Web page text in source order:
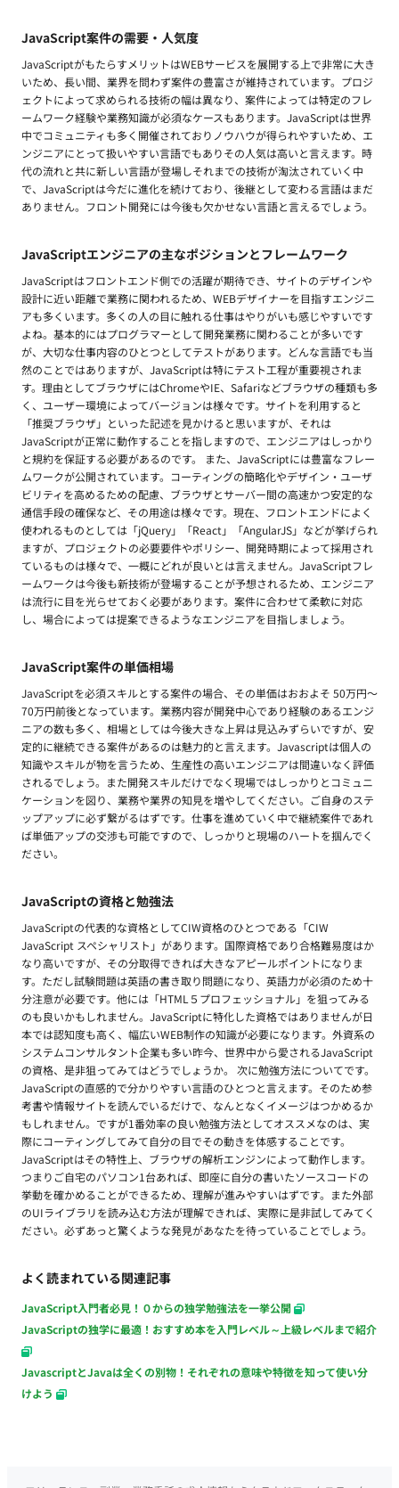
JavaScript案件の需要・人気度
JavaScriptがもたらすメリットはWEBサービスを展開する上で非常に大き
いため、長い間、業界を問わず案件の豊富さが維持されています。プロジ
ェクトによって求められる技術の幅は異なり、案件によっては特定のフレ
ームワーク経験や業務知識が必須なケースもあります。JavaScriptは世界
中でコミュニティも多く開催されておりノウハウが得られやすいため、エ
ンジニアにとって扱いやすい言語でもありその人気は高いと言えます。時
代の流れと共に新しい言語が登場しそれまでの技術が淘汰されていく中
で、JavaScriptは今だに進化を続けており、後継として変わる言語はまだ
ありません。フロント開発には今後も欠かせない言語と言えるでしょう。
JavaScriptエンジニアの主なポジションとフレームワーク
JavaScriptはフロントエンド側での活躍が期待でき、サイトのデザインや
設計に近い距離で業務に関われるため、WEBデザイナーを目指すエンジニ
アも多くいます。多くの人の目に触れる仕事はやりがいも感じやすいです
よね。基本的にはプログラマーとして開発業務に関わることが多いです
が、大切な仕事内容のひとつとしてテストがあります。どんな言語でも当
然のことではありますが、JavaScriptは特にテスト工程が重要視されま
す。理由としてブラウザにはChromeやIE、Safariなどブラウザの種類も多
く、ユーザー環境によってバージョンは様々です。サイトを利用すると
「推奨ブラウザ」といった記述を見かけると思いますが、それは
JavaScriptが正常に動作することを指しますので、エンジニアはしっかり
と規約を保証する必要があるのです。 また、JavaScriptには豊富なフレー
ムワークが公開されています。コーティングの簡略化やデザイン・ユーザ
ビリティを高めるための配慮、ブラウザとサーバー間の高速かつ安定的な
通信手段の確保など、その用途は様々です。現在、フロントエンドによく
使われるものとしては「jQuery」「React」「AngularJS」などが挙げられ
ますが、プロジェクトの必要要件やポリシー、開発時期によって採用され
ているものは様々で、一概にどれが良いとは言えません。JavaScriptフレ
ームワークは今後も新技術が登場することが予想されるため、エンジニア
は流行に目を光らせておく必要があります。案件に合わせて柔軟に対応
し、場合によっては提案できるようなエンジニアを目指しましょう。
JavaScript案件の単価相場
JavaScriptを必須スキルとする案件の場合、その単価はおおよそ 50万円〜
70万円前後となっています。業務内容が開発中心であり経験のあるエンジ
ニアの数も多く、相場としては今後大きな上昇は見込みずらいですが、安
定的に継続できる案件があるのは魅力的と言えます。Javascriptは個人の
知識やスキルが物を言うため、生産性の高いエンジニアは間違いなく評価
されるでしょう。また開発スキルだけでなく現場ではしっかりとコミュニ
ケーションを図り、業務や業界の知見を増やしてください。ご自身のステ
ップアップに必ず繋がるはずです。仕事を進めていく中で継続案件であれ
ば単価アップの交渉も可能ですので、しっかりと現場のハートを掴んでく
ださい。
JavaScriptの資格と勉強法
JavaScriptの代表的な資格としてCIW資格のひとつである「CIW
JavaScript スペシャリスト」があります。国際資格であり合格難易度はか
なり高いですが、その分取得できれば大きなアピールポイントになりま
す。ただし試験問題は英語の書き取り問題になり、英語力が必須のため十
分注意が必要です。他には「HTML５プロフェッショナル」を狙ってみる
のも良いかもしれません。JavaScriptに特化した資格ではありませんが日
本では認知度も高く、幅広いWEB制作の知識が必要になります。外資系の
システムコンサルタント企業も多い昨今、世界中から愛されるJavaScript
の資格、是非狙ってみてはどうでしょうか。 次に勉強方法についてです。
JavaScriptの直感的で分かりやすい言語のひとつと言えます。そのため参
考書や情報サイトを読んでいるだけで、なんとなくイメージはつかめるか
もしれません。ですが1番効率の良い勉強方法としてオススメなのは、実
際にコーティングしてみて自分の目でその動きを体感することです。
JavaScriptはその特性上、ブラウザの解析エンジンによって動作します。
つまりご自宅のパソコン1台あれば、即座に自分の書いたソースコードの
挙動を確かめることができるため、理解が進みやすいはずです。また外部
のUIライブラリを読み込む方法が理解できれば、実際に是非試してみてく
ださい。必ずあっと驚くような発見があなたを待っていることでしょう。
よく読まれている関連記事
JavaScript入門者必見！０からの独学勉強法を一挙公開
JavaScriptの独学に最適！おすすめ本を入門レベル～上級レベルまで紹介
JavascriptとJavaは全くの別物！それぞれの意味や特徴を知って使い分
けよう